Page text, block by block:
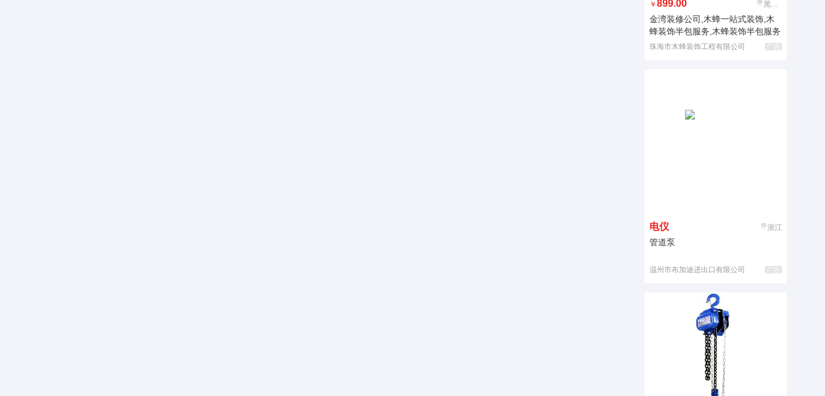
￥ 899.00 黑龙江
金湾装修公司,木蜂一站式装饰,木
蜂装饰半包服务,木蜂装饰半包服务
珠海市木蜂装饰工程有限公司 广告
电仪 浙江
管道泵
温州市布加迪进出口有限公司 广告